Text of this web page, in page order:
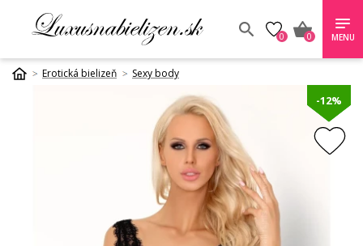
0 0 MENU
Erotická bielizeň Sexy body
-12%